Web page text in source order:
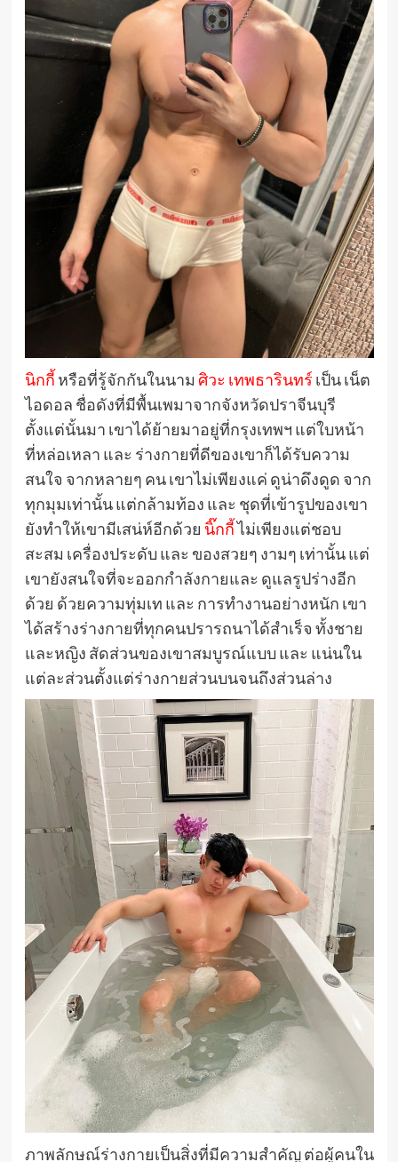
นิกกี้ หรือที่รู้จักกันในนาม ศิวะ เทพธารินทร์ เป็น เน็ต
ไอดอล ชื่อดังที่มีพื้นเพมาจากจังหวัดปราจีนบุรี
ตั้งแต่นั้นมา เขาได้ย้ายมาอยู่ที่กรุงเทพฯ แต่ใบหน้า
ที่หล่อเหลา และ ร่างกายที่ดีของเขาก็ได้รับความ
สนใจ จากหลายๆ คน เขาไม่เพียงแค่ ดูน่าดึงดูด จาก
ทุกมุมเท่านั้น แต่กล้ามท้อง และ ชุดที่เข้ารูปของเขา
ยังทำให้เขามีเสน่ห์อีกด้วย นิ๊กกี้ไม่เพียงแต่ชอบ
สะสม เครื่องประดับ และ ของสวยๆ งามๆ เท่านั้น แต่
เขายังสนใจที่จะออกกำลังกายและ ดูแลรูปร่างอีก
ด้วย ด้วยความทุ่มเท และ การทำงานอย่างหนัก เขา
ได้สร้างร่างกายที่ทุกคนปรารถนาได้สำเร็จ ทั้งชาย
และหญิง สัดส่วนของเขาสมบูรณ์แบบ และ แน่นใน
แต่ละส่วนตั้งแต่ร่างกายส่วนบนจนถึงส่วนล่าง
ภาพลักษณ์ร่างกายเป็นสิ่งที่มีความสำคัญ ต่อผู้คนใน